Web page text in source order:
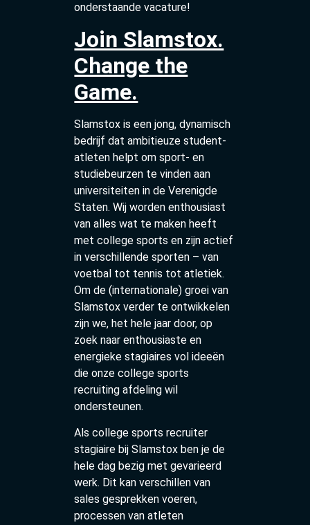
onderstaande vacature!
Join Slamstox.
Change the
Game.
Slamstox is een jong, dynamisch
bedrijf dat ambitieuze student-
atleten helpt om sport- en
studiebeurzen te vinden aan
universiteiten in de Verenigde
Staten. Wij worden enthousiast
van alles wat te maken heeft
met college sports en zijn actief
in verschillende sporten – van
voetbal tot tennis tot atletiek.
Om de (internationale) groei van
Slamstox verder te ontwikkelen
zijn we, het hele jaar door, op
zoek naar enthousiaste en
energieke stagiaires vol ideeën
die onze college sports
recruiting afdeling wil
ondersteunen.
Als college sports recruiter
stagiaire bij Slamstox ben je de
hele dag bezig met gevarieerd
werk. Dit kan verschillen van
sales gesprekken voeren,
processen van atleten